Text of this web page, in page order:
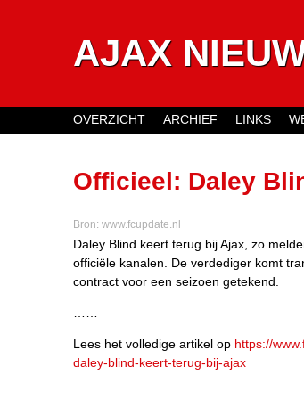
AJAX
Officieel: Daley
Bron: www.fcupdate.nl
Daley Blind keert terug bij Ajax, zo
officiële kanalen. De verdediger komt
contract voor een seizoen getekend.
Lees het volledige artikel op https://
daley-blind-keert-terug-bij-ajax
OVERZICHT ARCHIEF LINKS